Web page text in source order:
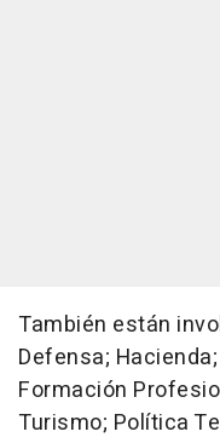
También están
Defensa;
Formación
Turismo; Política